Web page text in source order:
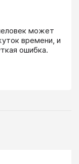
может
времени, и
ошибка.